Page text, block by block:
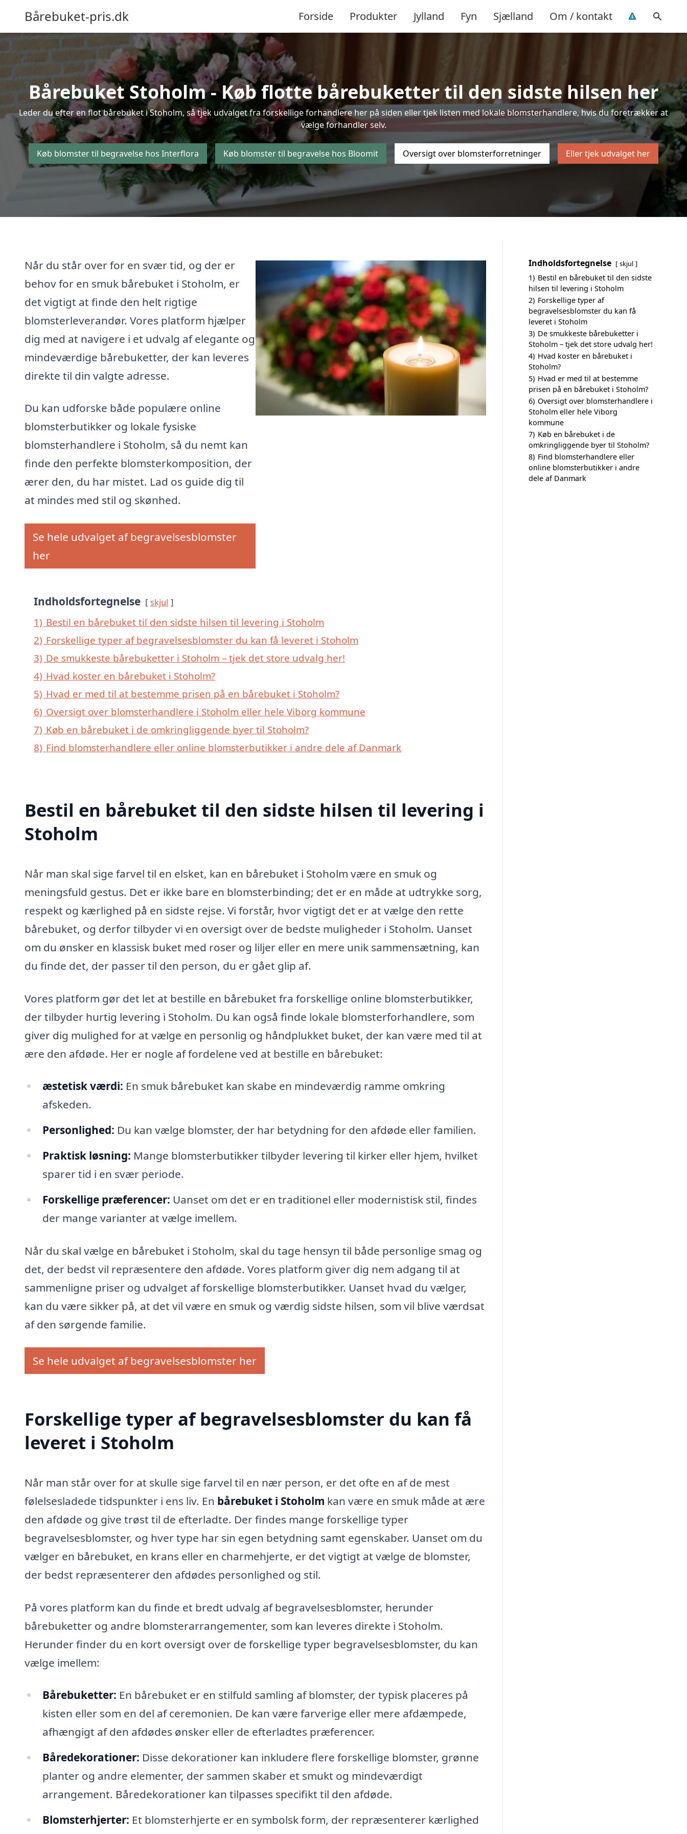
Bårebuket-pris.dk Forside Produkter Jylland Fyn Sjælland Om / kontakt
Bårebuket Stoholm - Køb flotte bårebuketter til den sidste hilsen her
Leder du efter en flot bårebuket i Stoholm, så tjek udvalget fra forskellige forhandlere her på siden eller tjek listen med lokale blomsterhandlere, hvis du foretrækker at
vælge forhandler selv.
Køb blomster til begravelse hos Interflora Køb blomster til begravelse hos Bloomit Oversigt over blomsterforretninger Eller tjek udvalget her
Når du står over for en svær tid, og der er
behov for en smuk bårebuket i Stoholm, er
det vigtigt at finde den helt rigtige
blomsterleverandør. Vores platform hjælper
dig med at navigere i et udvalg af elegante og
mindeværdige bårebuketter, der kan leveres
direkte til din valgte adresse.
Du kan udforske både populære online
blomsterbutikker og lokale fysiske
blomsterhandlere i Stoholm, så du nemt kan
finde den perfekte blomsterkomposition, der
ærer den, du har mistet. Lad os guide dig til
at mindes med stil og skønhed.
Se hele udvalget af begravelsesblomster
her
Indholdsfortegnelse skjul
1) Bestil en bårebuket til den sidste hilsen til levering i Stoholm
2) Forskellige typer af begravelsesblomster du kan få leveret i Stoholm
3) De smukkeste bårebuketter i Stoholm – tjek det store udvalg her!
4) Hvad koster en bårebuket i Stoholm?
5) Hvad er med til at bestemme prisen på en bårebuket i Stoholm?
6) Oversigt over blomsterhandlere i Stoholm eller hele Viborg kommune
7) Køb en bårebuket i de omkringliggende byer til Stoholm?
8) Find blomsterhandlere eller online blomsterbutikker i andre dele af Danmark
Bestil en bårebuket til den sidste hilsen til levering i
Stoholm
Når man skal sige farvel til en elsket, kan en bårebuket i Stoholm være en smuk og
meningsfuld gestus. Det er ikke bare en blomsterbinding; det er en måde at udtrykke sorg,
respekt og kærlighed på en sidste rejse. Vi forstår, hvor vigtigt det er at vælge den rette
bårebuket, og derfor tilbyder vi en oversigt over de bedste muligheder i Stoholm. Uanset
om du ønsker en klassisk buket med roser og liljer eller en mere unik sammensætning, kan
du finde det, der passer til den person, du er gået glip af.
Vores platform gør det let at bestille en bårebuket fra forskellige online blomsterbutikker,
der tilbyder hurtig levering i Stoholm. Du kan også finde lokale blomsterforhandlere, som
giver dig mulighed for at vælge en personlig og håndplukket buket, der kan være med til at
ære den afdøde. Her er nogle af fordelene ved at bestille en bårebuket:
æstetisk værdi: En smuk bårebuket kan skabe en mindeværdig ramme omkring
afskeden.
Personlighed: Du kan vælge blomster, der har betydning for den afdøde eller familien.
Praktisk løsning: Mange blomsterbutikker tilbyder levering til kirker eller hjem, hvilket
sparer tid i en svær periode.
Forskellige præferencer: Uanset om det er en traditionel eller modernistisk stil, findes
der mange varianter at vælge imellem.
Når du skal vælge en bårebuket i Stoholm, skal du tage hensyn til både personlige smag og
det, der bedst vil repræsentere den afdøde. Vores platform giver dig nem adgang til at
sammenligne priser og udvalget af forskellige blomsterbutikker. Uanset hvad du vælger,
kan du være sikker på, at det vil være en smuk og værdig sidste hilsen, som vil blive værdsat
af den sørgende familie.
Se hele udvalget af begravelsesblomster her
Forskellige typer af begravelsesblomster du kan få
leveret i Stoholm
Når man står over for at skulle sige farvel til en nær person, er det ofte en af de mest
følelsesladede tidspunkter i ens liv. En bårebuket i Stoholm kan være en smuk måde at ære
den afdøde og give trøst til de efterladte. Der findes mange forskellige typer
begravelsesblomster, og hver type har sin egen betydning samt egenskaber. Uanset om du
vælger en bårebuket, en krans eller en charmehjerte, er det vigtigt at vælge de blomster,
der bedst repræsenterer den afdødes personlighed og stil.
På vores platform kan du finde et bredt udvalg af begravelsesblomster, herunder
bårebuketter og andre blomsterarrangementer, som kan leveres direkte i Stoholm.
Herunder finder du en kort oversigt over de forskellige typer begravelsesblomster, du kan
vælge imellem:
Bårebuketter: En bårebuket er en stilfuld samling af blomster, der typisk placeres på
kisten eller som en del af ceremonien. De kan være farverige eller mere afdæmpede,
afhængigt af den afdødes ønsker eller de efterladtes præferencer.
Båredekorationer: Disse dekorationer kan inkludere flere forskellige blomster, grønne
planter og andre elementer, der sammen skaber et smukt og mindeværdigt
arrangement. Båredekorationer kan tilpasses specifikt til den afdøde.
Blomsterhjerter: Et blomsterhjerte er en symbolsk form, der repræsenterer kærlighed
Indholdsfortegnelse skjul
1) Bestil en bårebuket til den sidste
hilsen til levering i Stoholm
2) Forskellige typer af
begravelsesblomster du kan få
leveret i Stoholm
3) De smukkeste bårebuketter i
Stoholm – tjek det store udvalg her!
4) Hvad koster en bårebuket i
Stoholm?
5) Hvad er med til at bestemme
prisen på en bårebuket i Stoholm?
6) Oversigt over blomsterhandlere i
Stoholm eller hele Viborg
kommune
7) Køb en bårebuket i de
omkringliggende byer til Stoholm?
8) Find blomsterhandlere eller
online blomsterbutikker i andre
dele af Danmark